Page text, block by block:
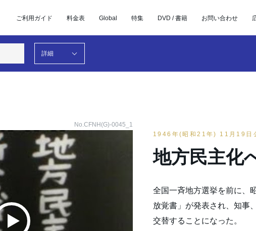
ご利用ガイド 料金表 Global 特集 DVD / 書籍 お問い合わせ
詳細
No.CFNH(G)-0045_1
1946年(昭和21年) 11月19日
地方民主化
全国一斉地方選挙を前に、
放覚書」が発表され、知事
交替することになった。